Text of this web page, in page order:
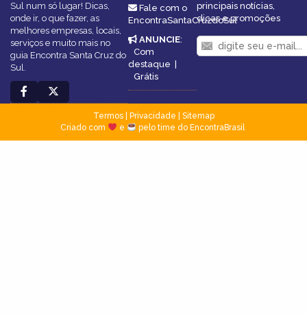
Sul num só lugar! Dicas,
onde ir, o que fazer, as
melhores empresas, locais,
serviços e muito mais no
guia Encontra Santa Cruz do
Sul.
Fale com o
EncontraSantaCruzdoSul
ANUNCIE:
Com
destaque
Grátis
principais notícias,
dicas e promoções
Termos| Privacidade
Sitemap
Criado com
e pelo time do EncontraBrasil